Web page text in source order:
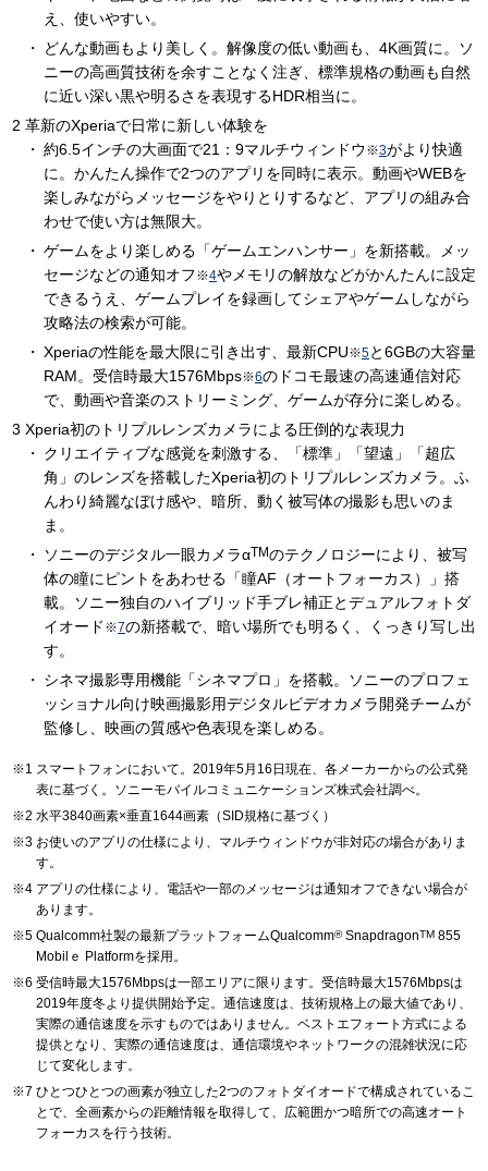
え、使いやすい。
どんな動画もより美しく。解像度の低い動画も、4K画質に。ソ
ニーの高画質技術を余すことなく注ぎ、標準規格の動画も自然
に近い深い黒や明るさを表現するHDR相当に。
革新のXperiaで日常に新しい体験を
約6.5インチの大画面で21：9マルチウィンドウ ※3がより快適
に。かんたん操作で2つのアプリを同時に表示。動画やWEBを
楽しみながらメッセージをやりとりするなど、アプリの組み合
わせで使い方は無限大。
ゲームをより楽しめる「ゲームエンハンサー」を新搭載。メッ
セージなどの通知オフ※4やメモリの解放などがかんたんに設定
できるうえ、ゲームプレイを録画してシェアやゲームしながら
攻略法の検索が可能。
Xperiaの性能を最大限に引き出す、最新CPU※5と6GBの大容量
RAM。受信時最大1576Mbps※6のドコモ最速の高速通信対応
で、動画や音楽のストリーミング、ゲームが存分に楽しめる。
Xperia初のトリプルレンズカメラによる圧倒的な表現力
クリエイティブな感覚を刺激する、「標準」「望遠」「超広
角」のレンズを搭載したXperia初のトリプルレンズカメラ。ふ
んわり綺麗なぼけ感や、暗所、動く被写体の撮影も思いのま
ま。
ソニーのデジタル一眼カメラαTMのテクノロジーにより、被写
体の瞳にピントをあわせる「瞳AF（オートフォーカス）」搭
載。ソニー独自のハイブリッド手ブレ補正とデュアルフォトダ
イオード ※7の新搭載で、暗い場所でも明るく、くっきり写し出
す。
シネマ撮影専用機能「シネマプロ」を搭載。ソニーのプロフェ
ッショナル向け映画撮影用デジタルビデオカメラ開発チームが
監修し、映画の質感や色表現を楽しめる。
スマートフォンにおいて。2019年5月16日現在、各メーカーからの公式発
表に基づく。ソニーモバイルコミュニケーションズ株式会社調べ。
水平3840画素×垂直1644画素（SID規格に基づく）
お使いのアプリの仕様により、マルチウィンドウが非対応の場合がありま
す。
アプリの仕様により、電話や一部のメッセージは通知オフできない場合が
あります。
Qualcomm社製の最新プラットフォームQualcomm®SnapdragonTM 855
Mobilｅ Platformを採用。
受信時最大1576Mbpsは一部エリアに限ります。受信時最大1576Mbpsは
2019年度冬より提供開始予定。通信速度は、技術規格上の最大値であり、
実際の通信速度を示すものではありません。ベストエフォート方式による
提供となり、実際の通信速度は、通信環境やネットワークの混雑状況に応
じて変化します。
ひとつひとつの画素が独立した2つのフォトダイオードで構成されているこ
とで、全画素からの距離情報を取得して、広範囲かつ暗所での高速オート
フォーカスを行う技術。